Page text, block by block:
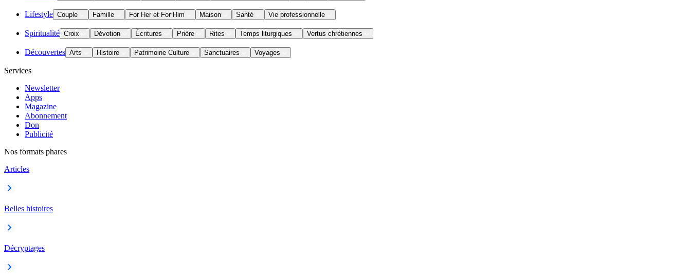
Lifestyle Couple Famille For Her et For Him Maison Santé Vie professionnelle
Spiritualité Croix Dévotion Écritures Prière Rites Temps liturgiques Vertus chrétiennes
Découvertes Arts Histoire Patrimoine Culture Sanctuaires Voyages
Services
Newsletter
Apps
Magazine
Abonnement
Don
Publicité
Nos formats phares
Articles
Belles histoires
Décryptages